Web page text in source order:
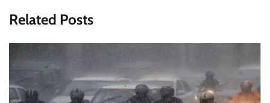
Related Posts